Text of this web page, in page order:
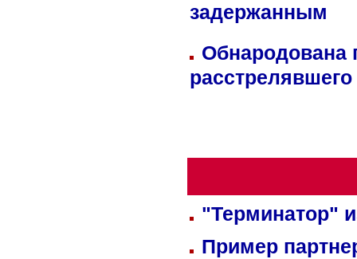
задержанным
Обнародована
"Терминатор"
Пример